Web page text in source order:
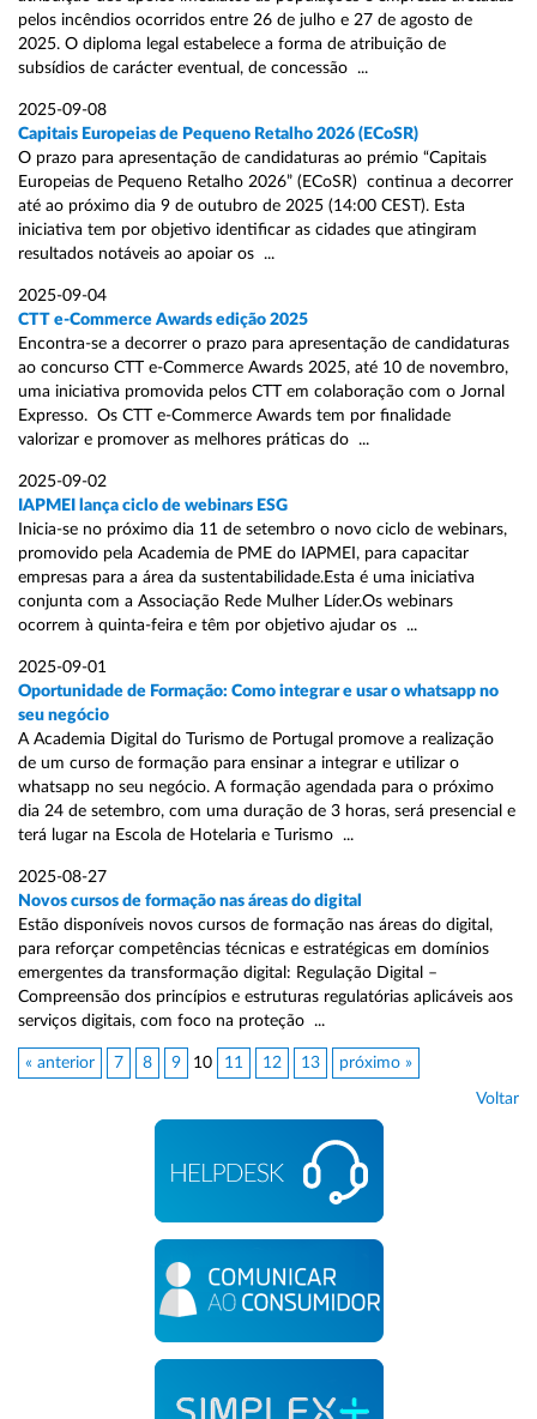
pelos incêndios ocorridos entre 26 de julho e 27 de agosto de
2025. O diploma legal estabelece a forma de atribuição de
subsídios de carácter eventual, de concessão ...
2025-09-08
Capitais Europeias de Pequeno Retalho 2026 (ECoSR)
O prazo para apresentação de candidaturas ao prémio “Capitais
Europeias de Pequeno Retalho 2026” (ECoSR) continua a decorrer
até ao próximo dia 9 de outubro de 2025 (14:00 CEST). Esta
iniciativa tem por objetivo identificar as cidades que atingiram
resultados notáveis ao apoiar os ...
2025-09-04
CTT e-Commerce Awards edição 2025
Encontra-se a decorrer o prazo para apresentação de candidaturas
ao concurso CTT e-Commerce Awards 2025, até 10 de novembro,
uma iniciativa promovida pelos CTT em colaboração com o Jornal
Expresso. Os CTT e-Commerce Awards tem por finalidade
valorizar e promover as melhores práticas do ...
2025-09-02
IAPMEI lança ciclo de webinars ESG
Inicia-se no próximo dia 11 de setembro o novo ciclo de webinars,
promovido pela Academia de PME do IAPMEI, para capacitar
empresas para a área da sustentabilidade.Esta é uma iniciativa
conjunta com a Associação Rede Mulher Líder.Os webinars
ocorrem à quinta-feira e têm por objetivo ajudar os ...
2025-09-01
Oportunidade de Formação: Como integrar e usar o whatsapp no
seu negócio
A Academia Digital do Turismo de Portugal promove a realização
de um curso de formação para ensinar a integrar e utilizar o
whatsapp no seu negócio. A formação agendada para o próximo
dia 24 de setembro, com uma duração de 3 horas, será presencial e
terá lugar na Escola de Hotelaria e Turismo ...
2025-08-27
Novos cursos de formação nas áreas do digital
Estão disponíveis novos cursos de formação nas áreas do digital,
para reforçar competências técnicas e estratégicas em domínios
emergentes da transformação digital: Regulação Digital –
Compreensão dos princípios e estruturas regulatórias aplicáveis aos
serviços digitais, com foco na proteção ...
« anterior 7 8 9 10 11 12 13 próximo »
Voltar